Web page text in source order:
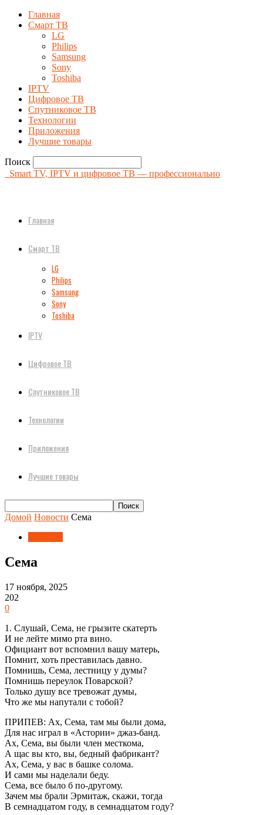
Главная
Смарт ТВ
LG
Philips
Samsung
Sony
Toshiba
IPTV
Цифровое ТВ
Спутниковое ТВ
Технологии
Приложения
Лучшие товары
Поиск
Smart TV, IPTV и цифровое ТВ — профессионально
Главная
Смарт ТВ
LG
Philips
Samsung
Sony
Toshiba
IPTV
Цифровое ТВ
Спутниковое ТВ
Технологии
Приложения
Лучшие товары
Домой Новости Сема
Сема
17 ноября, 2025
202
0
1. Слушай, Сема, не грызите скатерть
И не лейте мимо рта вино.
Официант вот вспомнил вашу матерь,
Помнит, хоть преставилась давно.
Помнишь, Сема, лестницу у думы?
Помнишь переулок Поварской?
Только душу все тревожат думы,
Что же мы напутали с тобой?
ПРИПЕВ: Ах, Сема, там мы были дома,
Для нас играл в «Астории» джаз-банд.
Ах, Сема, вы были член месткома,
А щас вы кто, вы, бедный фабрикант?
Ах, Сема, у вас в башке солома.
И сами мы наделали беду.
Сема, все было б по-другому.
Зачем мы брали Эрмитаж, скажи, тогда
В семнадцатом году, в семнадцатом году?